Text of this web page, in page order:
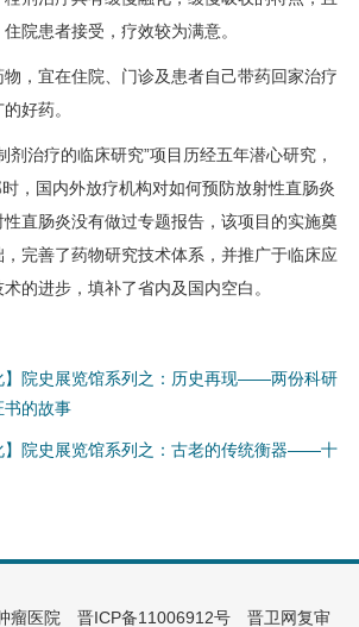
院患者接受，疗效较为满意。
宜在住院、门诊及患者自己带药回家治疗
好药。
治疗的临床研究”项目历经五年潜心研究，
，国内外放疗机构对如何预防放射性直肠炎
直肠炎没有做过专题报告，该项目的实施奠
完善了药物研究技术体系，并推广于临床应
的进步，填补了省内及国内空白。
】院史展览馆系列之：历史再现——两份科研
书的故事
】院史展览馆系列之：古老的传统衡器——十
瘤医院 晋ICP备11006912号晋卫网复审